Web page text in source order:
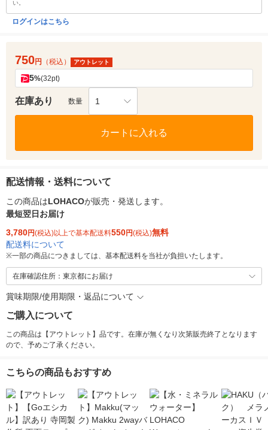
い。
ログインはこちら
750円 （税込） アウトレット
5%(32pt)
在庫あり 数量 1
カートに入れる
配送情報・送料について
この商品はLOHACOが販売・発送します。
最短翌日お届け
3,780円(税込)以上で基本配送料550円(税込)無料
配送料について
※一部の商品につきましては、基本配送料を当社が負担いたします。
在庫確認住所：東京都にお届け
賞味期限/使用期限・返品について
ご購入について
この商品は【アウトレット】品です。在庫が無くなり次第販売終了となります
ので、予めご了承ください。
こちらの商品もおすすめ